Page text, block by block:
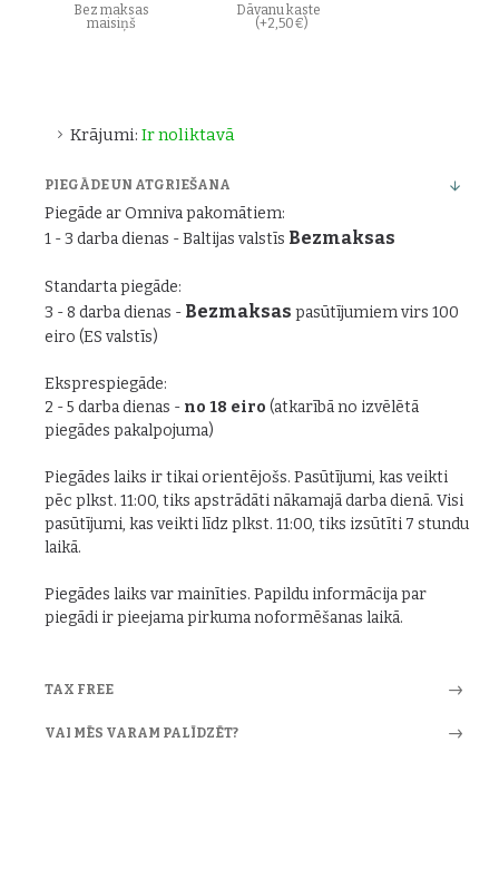
Krājumi: Ir noliktavā
Bez maksas
maisiņš
Dāvanu kaste
(+2,50€)
PIEGĀDE UN ATGRIEŠANA
Piegāde ar Omniva pakomātiem:
1 - 3 darba dienas - Baltijas valstīs Bezmaksas
Standarta piegāde:
3 - 8 darba dienas - Bezmaksas pasūtījumiem virs 100
eiro (ES valstīs)
Eksprespiegāde:
2 - 5 darba dienas - no 18 eiro (atkarībā no izvēlētā
piegādes pakalpojuma)
Piegādes laiks ir tikai orientējošs. Pasūtījumi, kas veikti
pēc plkst. 11:00, tiks apstrādāti nākamajā darba dienā. Visi
pasūtījumi, kas veikti līdz plkst. 11:00, tiks izsūtīti 7 stundu
laikā.
Piegādes laiks var mainīties. Papildu informācija par
piegādi ir pieejama pirkuma noformēšanas laikā.
TAX FREE
VAI MĒS VARAM PALĪDZĒT?